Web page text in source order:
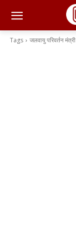
Tags जलवायु परिवर्तन मंत्री